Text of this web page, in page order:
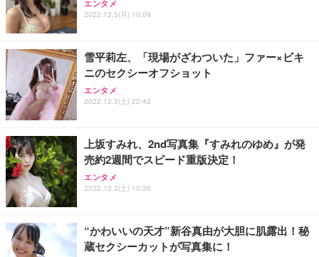
エンタメ
2022.12.5(月) 10:09
雪平莉左、「現場がざわついた」ファー×ビキ
ニのセクシーオフショット
エンタメ
2022.12.3(土) 22:42
上坂すみれ、2nd写真集『すみれのゆめ』が発
売約2週間でスピード重版決定！
エンタメ
2022.12.3(土) 10:39
“かわいいの天才”新谷真由が大胆に肌露出！秘
蔵セクシーカットが写真集に！